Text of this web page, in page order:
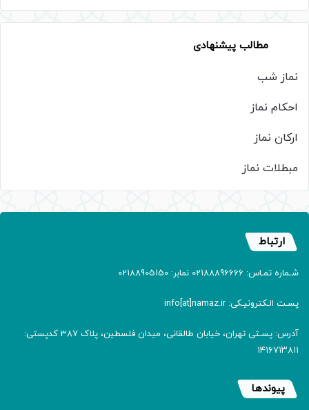
مطالب پیشنهادی
نماز شب
احکام نماز
ارکان نماز
مبطلات نماز
ارتباط
شـماره تمـاس: 02188896666 نمابر: 02188905150
پسـت الـکترونیـکی: info[at]namaz.ir
آدرس: پسـتی تهران، خیابان طالقانی، میدان فلسطین، پلاک 387 کدپستی:
۱۴۱۶۷۱۳۸۱۱
پیوندها